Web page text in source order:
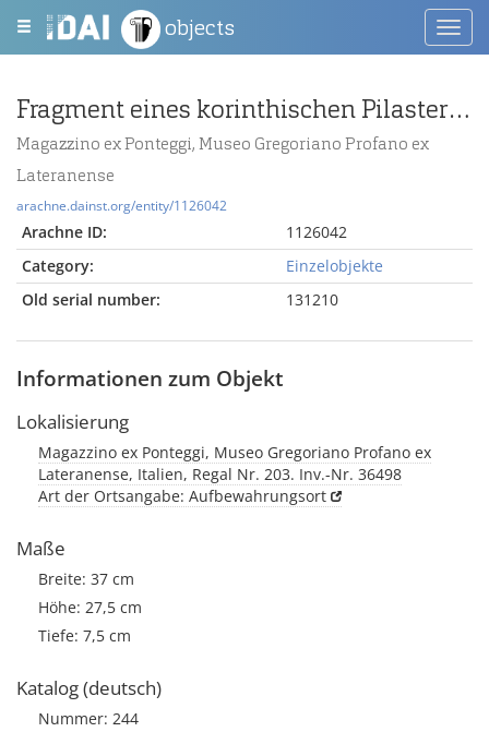
objects
Fragment eines korinthischen Pilasterkapitells
Magazzino ex Ponteggi, Museo Gregoriano Profano ex
Lateranense
arachne.dainst.org/entity/1126042
Arachne ID:
1126042
Category:
Einzelobjekte
Old serial number:
131210
Informationen zum Objekt
Lokalisierung
Magazzino ex Ponteggi, Museo Gregoriano Profano ex
Lateranense, Italien, Regal Nr. 203. Inv.-Nr. 36498
Art der Ortsangabe: Aufbewahrungsort
Maße
Breite: 37 cm
Höhe: 27,5 cm
Tiefe: 7,5 cm
Katalog (deutsch)
Nummer: 244